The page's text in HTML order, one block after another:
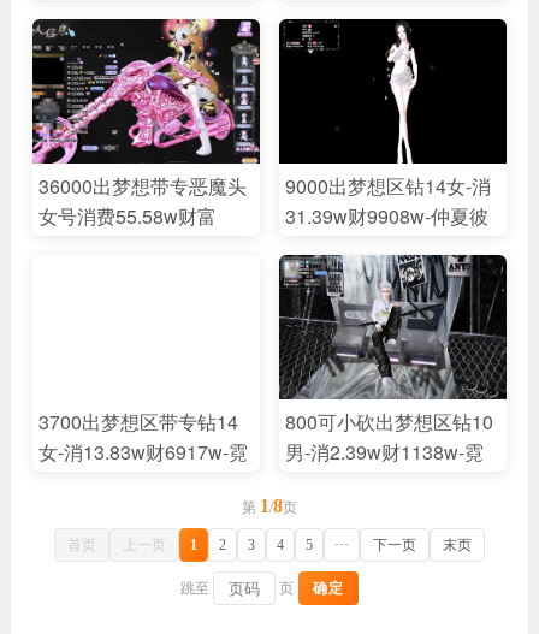
阴冷反派/蛇发空间/学院/
黑天鹅/洒脱黑发 红黑堆
袜暖冬闪光西服我是主角
天使降临四宠萌尾外搭一
页 缠绵热烈快乐水闲暇
撩人流光甜心一隅戒 绿
野丛林多人/秘密耳语天
桥密语双人/落花恋恋清
片-昵底板-围棋房间戒-墨
色浮光丸子假面路转热烈
头/兮风拂羽/羽纱微漾-秀
丽八月马力蝴蝶山海撒娇
甜梦惑心无辜爱神萝莉精
灵隔世悸动致命巨星13页
脸-夏日冰雪红野黑瞳/煞
13686
36000出梦想带专恶魔头
女号消费55.58w财富
套/冬梅套/五角星套/音符
套/星空套/龙凤套/人鱼套
下/纯情上下/白萤火上下/
银杏上下/婚纱上下/黑萤
火奶罩/烈焰奶罩/黑白羽
毛上下/牡丹奶罩/黄韵短
9000出梦想区钻14女-消
31.39w财9908w-仲夏彼
白羽毛白孔雀音符黑缎蝴
蝶礼服香肩等套/羽毛迷
幻甜梦兮风上/羽纱微漾/
夏日凉拖-黑色绅士-陷入
黑夜斑斓/黑名片-520与
子-美乐蒂夜店等舞台-兰
幽烟火昵底板-秀丽六耳
来萌猫萝莉爱神暮色幽兰
宿醉巨星致命17页脸-夏
日赤弩牡丹银杏石榴墨黑
瞳/煞白龙隐双皮奶末世
3700出梦想区带专钻14
女-消13.83w财6917w-霓
渊昵-混沌/银名片-禁忌昵
底板-白证-彼岸因你闪耀
等舞台-学妹假面墨色浮
光头/深咖舞媚/白翎/一尾
800可小砍出梦想区钻10
男-消2.39w财1138w-霓
迷伯爵落雪灵逸白胡子冷
锋38脸-牡丹瞳/煞白双皮
奶雪色米皮/魅棕白唇腹
肌-点点羞涩/黑腿套/29页
第 1/8页
首页 上一页 1 2 3 4 5 ··· 下一页 末页
跳至 页 确定